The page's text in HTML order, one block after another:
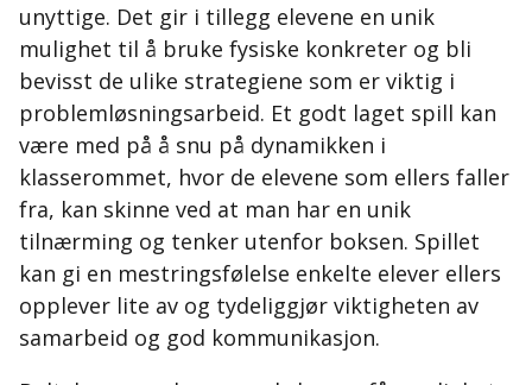
unyttige. Det gir i tillegg elevene en unik
mulighet til å bruke fysiske konkreter og bli
bevisst de ulike strategiene som er viktig i
problemløsningsarbeid. Et godt laget spill kan
være med på å snu på dynamikken i
klasserommet, hvor de elevene som ellers faller
fra, kan skinne ved at man har en unik
tilnærming og tenker utenfor boksen. Spillet
kan gi en mestringsfølelse enkelte elever ellers
opplever lite av og tydeliggjør viktigheten av
samarbeid og god kommunikasjon.